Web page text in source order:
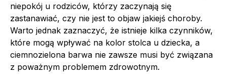
niepokój u rodziców, którzy zaczynają się
zastanawiać, czy nie jest to objaw jakiejś choroby.
Warto jednak zaznaczyć, że istnieje kilka czynników,
które mogą wpływać na kolor stolca u dziecka, a
ciemnozielona barwa nie zawsze musi być związana
z poważnym problemem zdrowotnym.